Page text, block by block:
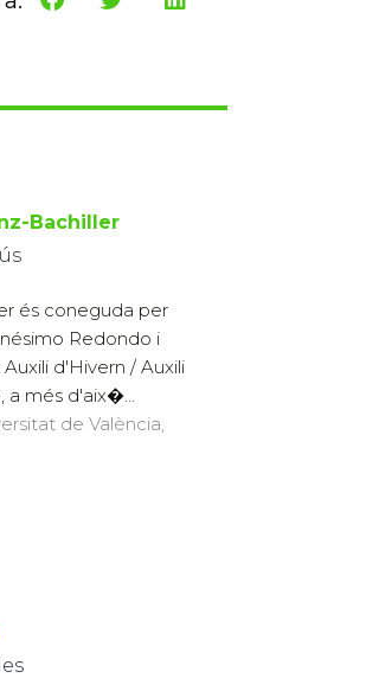
Bachiller
és coneguda per
Redondo i
d'Hivern / Auxili
a més d'aix�...
de València,